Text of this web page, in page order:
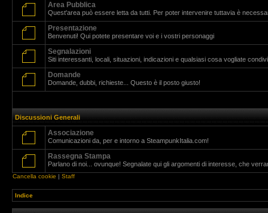
Area Pubblica
Quest'area può essere letta da tutti. Per poter intervenire tuttavia è
Presentazione
Benvenuti! Qui potete presentare voi e i vostri personaggi
Segnalazioni
Siti interessanti, locali, situazioni, indicazioni e qualsiasi cosa vogliate
Domande
Domande, dubbi, richieste... Questo è il posto giusto!
Discussioni Generali
Associazione
Comunicazioni da, per e intorno a SteampunkItalia.com!
Rassegna Stampa
Parlano di noi... ovunque! Segnalate qui gli argomenti di interesse, che
Cancella cookie | Staff
Indice